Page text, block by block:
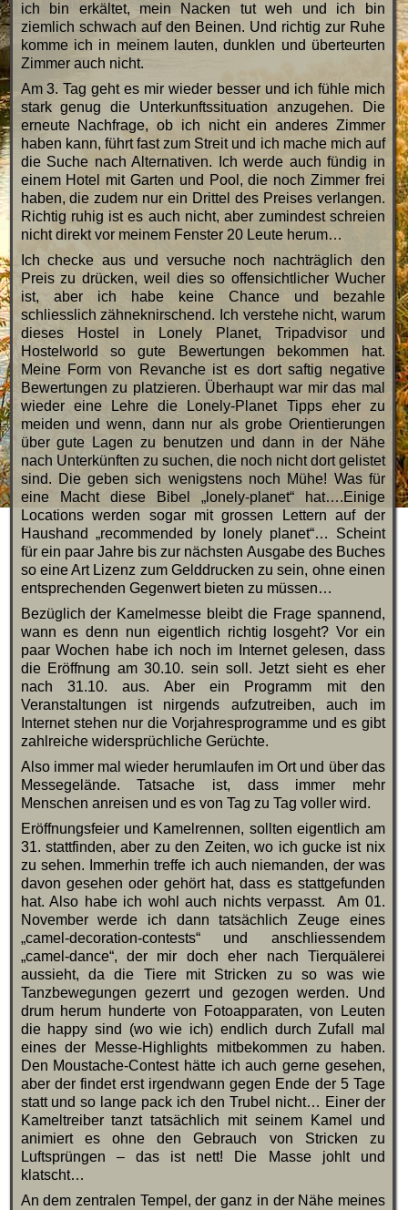
ich bin erkältet, mein Nacken tut weh und ich bin
ziemlich schwach auf den Beinen. Und richtig zur Ruhe
komme ich in meinem lauten, dunklen und überteurten
Zimmer auch nicht.
Am 3. Tag geht es mir wieder besser und ich fühle mich
stark genug die Unterkunftssituation anzugehen. Die
erneute Nachfrage, ob ich nicht ein anderes Zimmer
haben kann, führt fast zum Streit und ich mache mich auf
die Suche nach Alternativen. Ich werde auch fündig in
einem Hotel mit Garten und Pool, die noch Zimmer frei
haben, die zudem nur ein Drittel des Preises verlangen.
Richtig ruhig ist es auch nicht, aber zumindest schreien
nicht direkt vor meinem Fenster 20 Leute herum…
Ich checke aus und versuche noch nachträglich den
Preis zu drücken, weil dies so offensichtlicher Wucher
ist, aber ich habe keine Chance und bezahle
schliesslich zähneknirschend. Ich verstehe nicht, warum
dieses Hostel in Lonely Planet, Tripadvisor und
Hostelworld so gute Bewertungen bekommen hat.
Meine Form von Revanche ist es dort saftig negative
Bewertungen zu platzieren. Überhaupt war mir das mal
wieder eine Lehre die Lonely-Planet Tipps eher zu
meiden und wenn, dann nur als grobe Orientierungen
über gute Lagen zu benutzen und dann in der Nähe
nach Unterkünften zu suchen, die noch nicht dort gelistet
sind. Die geben sich wenigstens noch Mühe! Was für
eine Macht diese Bibel „lonely-planet“ hat….Einige
Locations werden sogar mit grossen Lettern auf der
Haushand „recommended by lonely planet“… Scheint
für ein paar Jahre bis zur nächsten Ausgabe des Buches
so eine Art Lizenz zum Gelddrucken zu sein, ohne einen
entsprechenden Gegenwert bieten zu müssen…
Bezüglich der Kamelmesse bleibt die Frage spannend,
wann es denn nun eigentlich richtig losgeht? Vor ein
paar Wochen habe ich noch im Internet gelesen, dass
die Eröffnung am 30.10. sein soll. Jetzt sieht es eher
nach 31.10. aus. Aber ein Programm mit den
Veranstaltungen ist nirgends aufzutreiben, auch im
Internet stehen nur die Vorjahresprogramme und es gibt
zahlreiche widersprüchliche Gerüchte.
Also immer mal wieder herumlaufen im Ort und über das
Messegelände. Tatsache ist, dass immer mehr
Menschen anreisen und es von Tag zu Tag voller wird.
Eröffnungsfeier und Kamelrennen, sollten eigentlich am
31. stattfinden, aber zu den Zeiten, wo ich gucke ist nix
zu sehen. Immerhin treffe ich auch niemanden, der was
davon gesehen oder gehört hat, dass es stattgefunden
hat. Also habe ich wohl auch nichts verpasst. Am 01.
November werde ich dann tatsächlich Zeuge eines
„camel-decoration-contests“ und anschliessendem
„camel-dance“, der mir doch eher nach Tierquälerei
aussieht, da die Tiere mit Stricken zu so was wie
Tanzbewegungen gezerrt und gezogen werden. Und
drum herum hunderte von Fotoapparaten, von Leuten
die happy sind (wo wie ich) endlich durch Zufall mal
eines der Messe-Highlights mitbekommen zu haben.
Den Moustache-Contest hätte ich auch gerne gesehen,
aber der findet erst irgendwann gegen Ende der 5 Tage
statt und so lange pack ich den Trubel nicht… Einer der
Kameltreiber tanzt tatsächlich mit seinem Kamel und
animiert es ohne den Gebrauch von Stricken zu
Luftsprüngen – das ist nett! Die Masse johlt und
klatscht…
An dem zentralen Tempel, der ganz in der Nähe meines